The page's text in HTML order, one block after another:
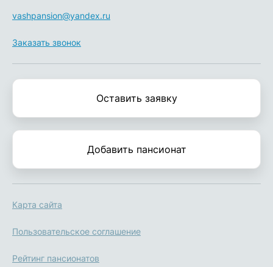
vashpansion@yandex.ru
Заказать звонок
Оставить заявку
Добавить пансионат
Карта сайта
Пользовательское соглашение
Рейтинг пансионатов